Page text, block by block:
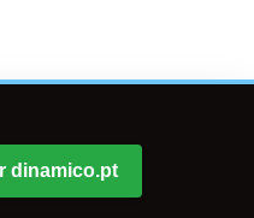
dinamico.pt